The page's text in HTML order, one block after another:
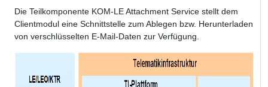
Die Teilkomponente KOM-LE Attachment Service stellt dem
Clientmodul eine Schnittstelle zum Ablegen bzw. Herunterladen
von verschlüsselten E-Mail-Daten zur Verfügung.